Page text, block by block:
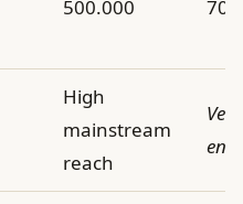
500.000
High
mainstream
reach